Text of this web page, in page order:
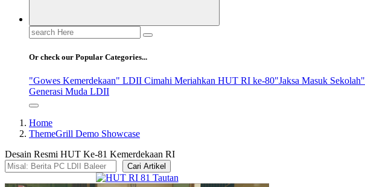
Search
for:
Or check our Popular Categories...
"Gowes Kemerdekaan" LDII Cimahi Meriahkan HUT RI ke-80"Jaksa Masuk Sekolah"
Generasi Muda LDII
Home
ThemeGrill Demo Showcase
Desain Resmi HUT Ke-81 Kemerdekaan RI
Cari Artikel